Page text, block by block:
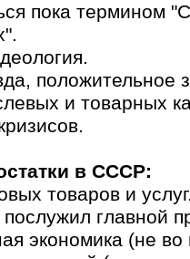
пока термином
положительное
и товарных
в СССР:
товаров и
главной
экономика (не во